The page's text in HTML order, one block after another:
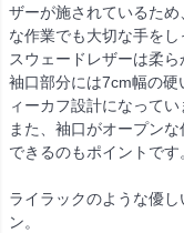
ザーが施されているた
な作業でも大切な手をし
スウェードレザーは柔
袖口部分には7cm幅の
ィーカフ設計になってい
また、袖口がオープン
できるのもポイントです
ライラックのような優
ン。